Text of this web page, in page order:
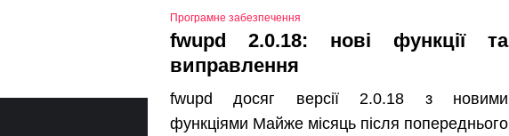
Програмне забезпечення
fwupd 2.0.18: нові функції та
виправлення
fwupd досяг версії 2.0.18 з новими
функціями Майже місяць після попереднього